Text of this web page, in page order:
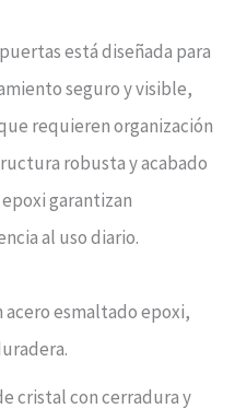
está diseñada para
seguro y visible,
requieren organización
robusta y acabado
garantizan
al uso diario.
esmaltado epoxi,
cristal con cerradura y